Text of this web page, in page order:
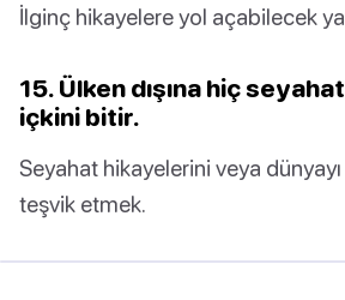
İlginç hikayelere yol açabilecek
15. Ülken dışına hiç
içkini bitir.
Seyahat hikayelerini veya dünyayı
teşvik etmek.